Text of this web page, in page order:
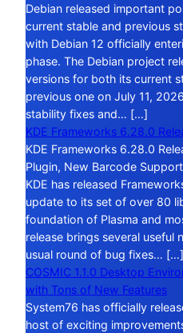
Debian released important
current stable and previous
with Debian 12 officially
phase. The Debian project
versions for both its current
previous one on July 11,
stability fixes and… […]
KDE Frameworks 6.28.0
KDE Frameworks 6.28.0
Plugin, New Barcode
KDE has released
update to its set of over 80
foundation of Plasma and
release brings several useful
usual round of bug fixes… […]
COSMIC 1.1.0 Desktop
with Tons of New Features
System76 has officially
host of exciting